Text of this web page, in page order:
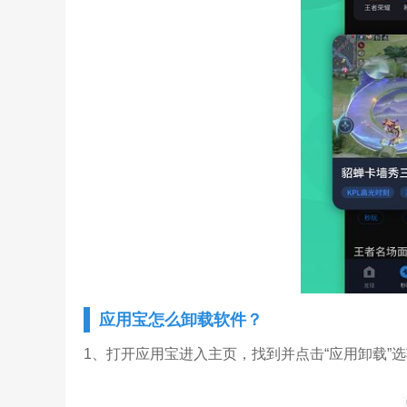
应用宝怎么卸载软件？
1、打开应用宝进入主页，找到并点击“应用卸载”